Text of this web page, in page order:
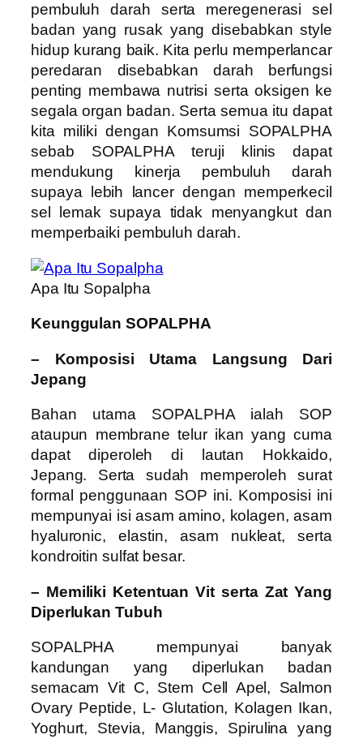
pembuluh darah serta meregenerasi sel
badan yang rusak yang disebabkan style
hidup kurang baik. Kita perlu memperlancar
peredaran disebabkan darah berfungsi
penting membawa nutrisi serta oksigen ke
segala organ badan. Serta semua itu dapat
kita miliki dengan Komsumsi SOPALPHA
sebab SOPALPHA teruji klinis dapat
mendukung kinerja pembuluh darah
supaya lebih lancer dengan memperkecil
sel lemak supaya tidak menyangkut dan
memperbaiki pembuluh darah.
Apa Itu Sopalpha
Keunggulan SOPALPHA
– Komposisi Utama Langsung Dari
Jepang
Bahan utama SOPALPHA ialah SOP
ataupun membrane telur ikan yang cuma
dapat diperoleh di lautan Hokkaido,
Jepang. Serta sudah memperoleh surat
formal penggunaan SOP ini. Komposisi ini
mempunyai isi asam amino, kolagen, asam
hyaluronic, elastin, asam nukleat, serta
kondroitin sulfat besar.
– Memiliki Ketentuan Vit serta Zat Yang
Diperlukan Tubuh
SOPALPHA mempunyai banyak
kandungan yang diperlukan badan
semacam Vit C, Stem Cell Apel, Salmon
Ovary Peptide, L- Glutation, Kolagen Ikan,
Yoghurt, Stevia, Manggis, Spirulina yang